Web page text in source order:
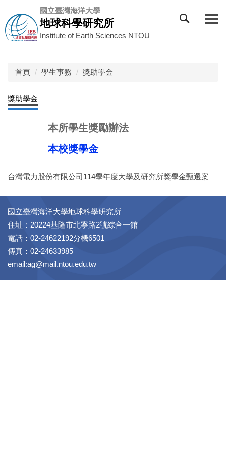
到
主
要
國立臺灣海洋大學
地球科學研究所
Institute of Earth Sciences NTOU
首頁 學生事務 獎助學金
獎助學金
本所學生獎勵辦法
本校獎學金
台灣電力股份有限公司114學年度大學及研究所獎學金甄選案
國立臺灣海洋大學地球科學研究所
住址：20224基隆市北寧路2號綜合一館
電話：02-24622192分機6501
傳真：02-24633985
email:ag@mail.ntou.edu.tw